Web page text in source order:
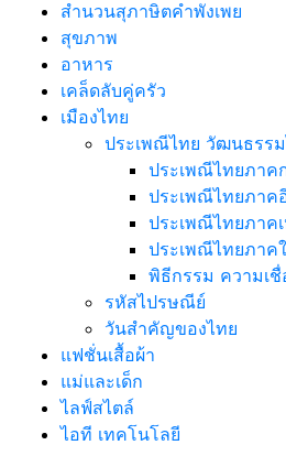
สำนวนสุภาษิตคำพังเพย
สุขภาพ
อาหาร
เคล็ดลับคู่ครัว
เมืองไทย
ประเพณีไทย วัฒนธรร
ประเพณีไทยภาค
ประเพณีไทยภาค
ประเพณีไทยภาค
ประเพณีไทยภาค
พิธีกรรม ความเชื่
รหัสไปรษณีย์
วันสำคัญของไทย
แฟชั่นเสื้อผ้า
แม่และเด็ก
ไลฟ์สไตล์
ไอที เทคโนโลยี